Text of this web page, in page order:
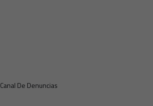
Canal De Denuncias